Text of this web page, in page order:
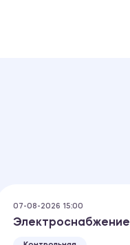
07-08-2026 15:00
Электроснабжение